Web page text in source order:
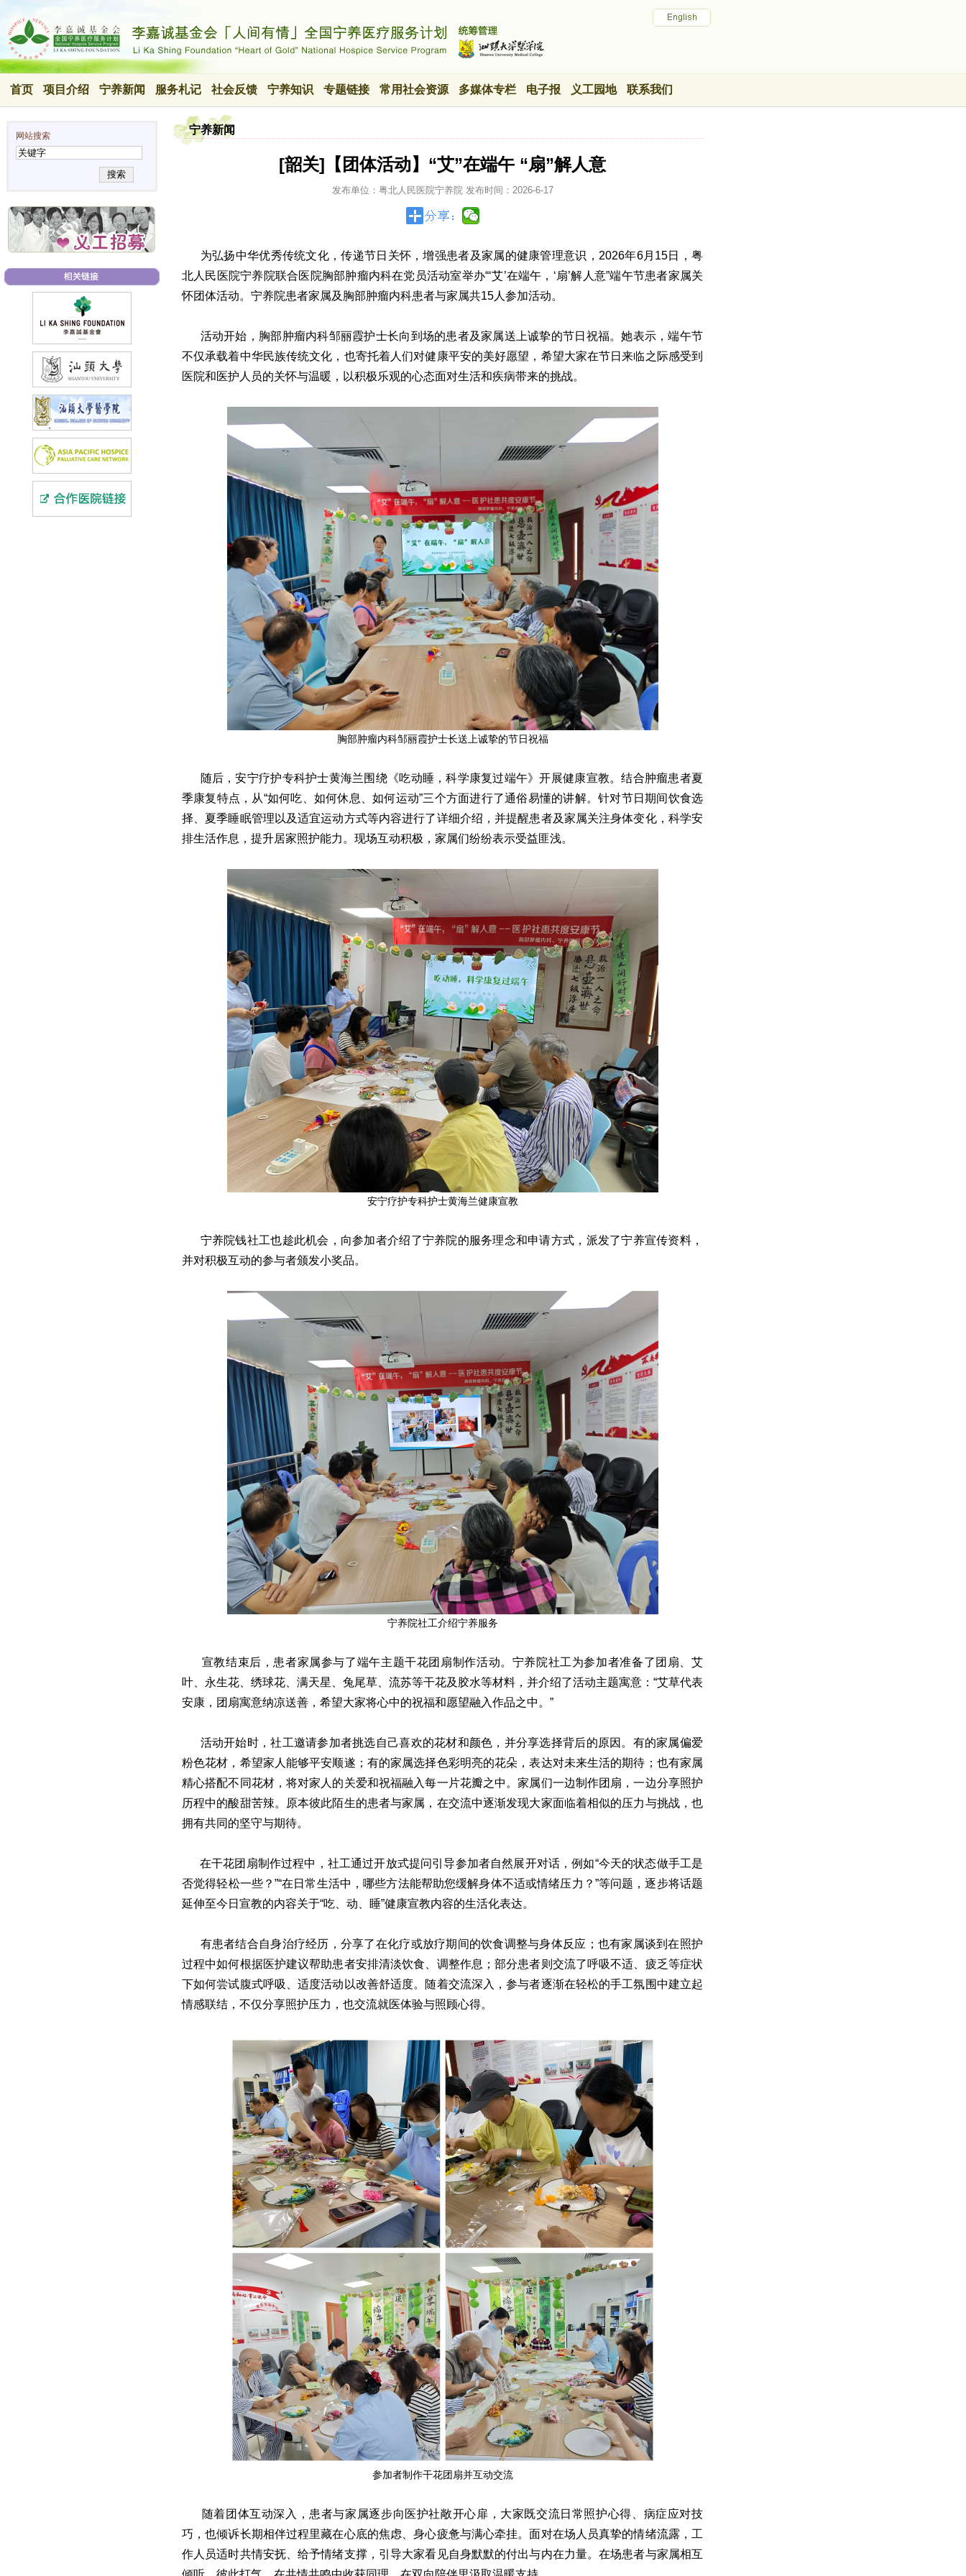
首页 项目介绍 宁养新闻 服务札记 社会反馈 宁养知识 专题链接 常用社会资源 多媒体专栏 电子报 义工园地 联系我们
网站搜索
搜索
宁养新闻
[韶关]【团体活动】“艾”在端午 “扇”解人意
发布单位：粤北人民医院宁养院 发布时间： 2026-6-17
为弘扬中华优秀传统文化，传递节日关怀，增强患者及家属的健康管理意识，2026年6月15日，粤
北人民医院宁养院联合医院胸部肿瘤内科在党员活动室举办“‘艾’在端午，‘扇’解人意”端午节患者家属关
怀团体活动。宁养院患者家属及胸部肿瘤内科患者与家属共15人参加活动。
活动开始，胸部肿瘤内科邹丽霞护士长向到场的患者及家属送上诚挚的节日祝福。她表示，端午节
不仅承载着中华民族传统文化，也寄托着人们对健康平安的美好愿望，希望大家在节日来临之际感受到
医院和医护人员的关怀与温暖，以积极乐观的心态面对生活和疾病带来的挑战。
胸部肿瘤内科邹丽霞护士长送上诚挚的节日祝福
随后，安宁疗护专科护士黄海兰围绕《吃动睡，科学康复过端午》开展健康宣教。结合肿瘤患者夏
季康复特点，从“如何吃、如何休息、如何运动”三个方面进行了通俗易懂的讲解。针对节日期间饮食选
择、夏季睡眠管理以及适宜运动方式等内容进行了详细介绍，并提醒患者及家属关注身体变化，科学安
排生活作息，提升居家照护能力。现场互动积极，家属们纷纷表示受益匪浅。
安宁疗护专科护士黄海兰健康宣教
宁养院钱社工也趁此机会，向参加者介绍了宁养院的服务理念和申请方式，派发了宁养宣传资料，
并对积极互动的参与者颁发小奖品。
宁养院社工介绍宁养服务
宣教结束后，患者家属参与了端午主题干花团扇制作活动。宁养院社工为参加者准备了团扇、艾
叶、永生花、绣球花、满天星、兔尾草、流苏等干花及胶水等材料，并介绍了活动主题寓意：“艾草代表
安康，团扇寓意纳凉送善，希望大家将心中的祝福和愿望融入作品之中。”
活动开始时，社工邀请参加者挑选自己喜欢的花材和颜色，并分享选择背后的原因。有的家属偏爱
粉色花材，希望家人能够平安顺遂；有的家属选择色彩明亮的花朵，表达对未来生活的期待；也有家属
精心搭配不同花材，将对家人的关爱和祝福融入每一片花瓣之中。家属们一边制作团扇，一边分享照护
历程中的酸甜苦辣。原本彼此陌生的患者与家属，在交流中逐渐发现大家面临着相似的压力与挑战，也
拥有共同的坚守与期待。
在干花团扇制作过程中，社工通过开放式提问引导参加者自然展开对话，例如“今天的状态做手工是
否觉得轻松一些？”“在日常生活中，哪些方法能帮助您缓解身体不适或情绪压力？”等问题，逐步将话题
延伸至今日宣教的内容关于“吃、动、睡”健康宣教内容的生活化表达。
有患者结合自身治疗经历，分享了在化疗或放疗期间的饮食调整与身体反应；也有家属谈到在照护
过程中如何根据医护建议帮助患者安排清淡饮食、调整作息；部分患者则交流了呼吸不适、疲乏等症状
下如何尝试腹式呼吸、适度活动以改善舒适度。随着交流深入，参与者逐渐在轻松的手工氛围中建立起
情感联结，不仅分享照护压力，也交流就医体验与照顾心得。
参加者制作干花团扇并互动交流
随着团体互动深入，患者与家属逐步向医护社敞开心扉，大家既交流日常照护心得、病症应对技
巧，也倾诉长期相伴过程里藏在心底的焦虑、身心疲惫与满心牵挂。面对在场人员真挚的情绪流露，工
作人员适时共情安抚、给予情绪支撑，引导大家看见自身默默的付出与内在力量。在场患者与家属相互